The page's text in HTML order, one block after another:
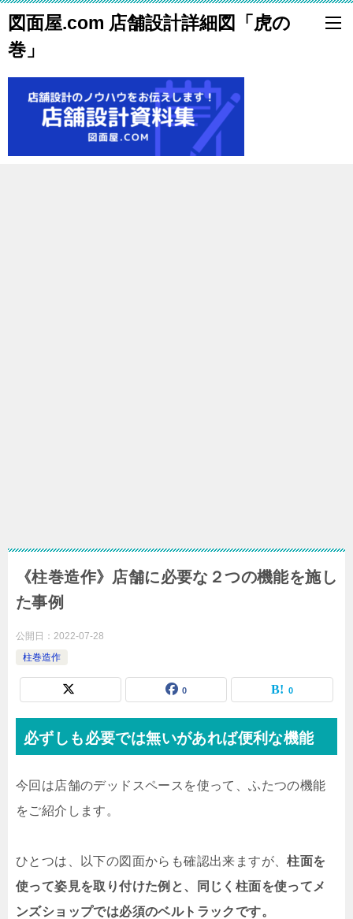
図面屋.com 店舗設計詳細図「虎の
巻」
《柱巻造作》店舗に必要な２つの機能を施し
た事例
公開日： 2022-07-28
柱巻造作
0 0
必ずしも必要では無いがあれば便利な機能
今回は店舗のデッドスペースを使って、ふたつの機能
をご紹介します。
ひとつは、以下の図面からも確認出来ますが、柱面を
使って姿見を取り付けた例と、同じく柱面を使ってメ
ンズショップでは必須のベルトラックです。